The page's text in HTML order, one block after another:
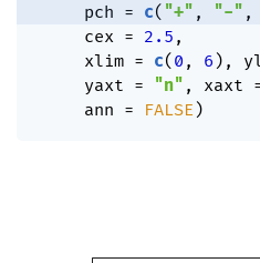
     pch
= c( "+" , "-" ,
     cex
= 2.5 ,
     xlim
= c( 0 , 6 ) ,
     yaxt
= "n" , xaxt
     ann
= FALSE )